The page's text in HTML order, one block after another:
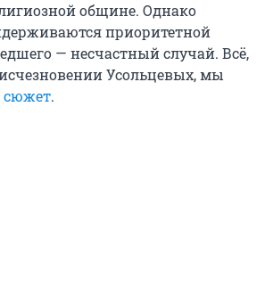
общине. Однако
приоритетной
— несчастный случай. Всё,
Усольцевых, мы
сюжет.